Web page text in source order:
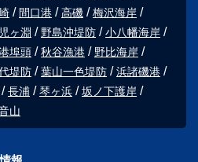
間口港 高磯
梅沢海岸
ヶ淵 野島沖堤防
小八幡海岸
埠頭 秋谷漁港
野比海岸
堤防 葉山一色堤防
浜諸磯港
長浦 琴ヶ浜
坂ノ下護岸
山